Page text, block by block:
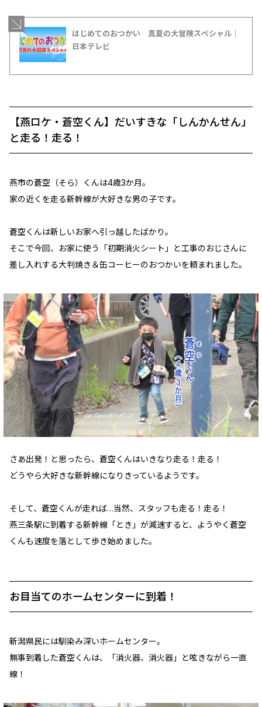
はじめてのおつかい 真夏の大冒険スペシャル｜
日本テレビ
【燕ロケ・蒼空くん】だいすきな「しんかんせん」
と走る！走る！
燕市の蒼空（そら）くんは4歳3か月。
家の近くを走る新幹線が大好きな男の子です。
蒼空くんは新しいお家へ引っ越したばかり。
そこで今回、お家に使う「初期消火シート」と工事のおじさんに
差し入れする大判焼き＆缶コーヒーのおつかいを頼まれました。
さあ出発！と思ったら、蒼空くんはいきなり走る！走る！
どうやら大好きな新幹線になりきっているようです。
そして、蒼空くんが走れば…当然、スタッフも走る！走る！
燕三条駅に到着する新幹線「とき」が減速すると、ようやく蒼空
くんも速度を落として歩き始めました。
お目当てのホームセンターに到着！
新潟県民には馴染み深いホームセンター。
無事到着した蒼空くんは、「消火器、消火器」と呟きながら一直
線！